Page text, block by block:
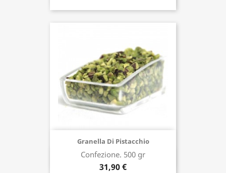
Granella Di Pistacchio
Confezione. 500 gr
31,90 €
Acquista ora